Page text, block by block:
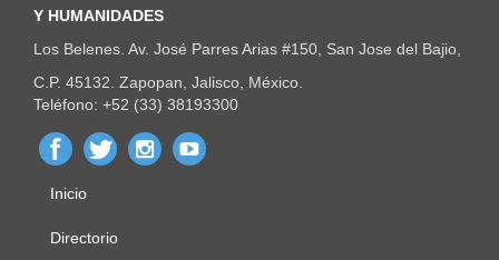
Y HUMANIDADES
Los Belenes. Av. José Parres Arias #150, San Jose del Bajio,
C.P. 45132. Zapopan, Jalisco, México.
Teléfono: +52 (33) 38193300
Menú
principal
Inicio
Directorio